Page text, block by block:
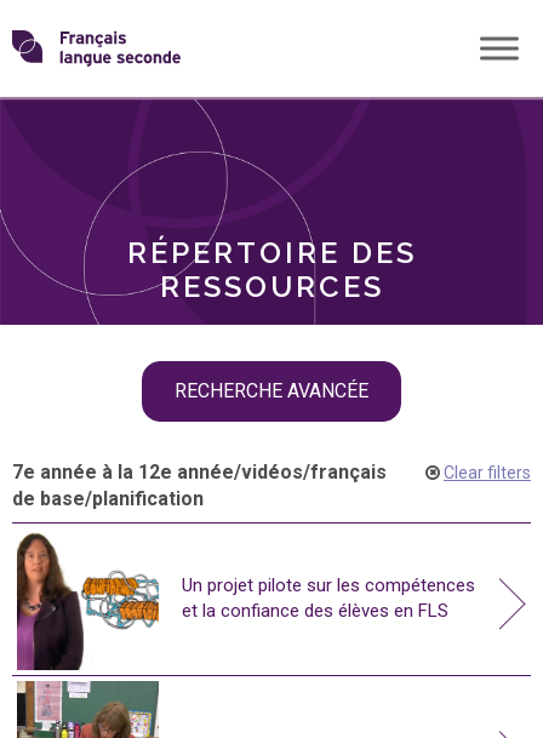
Skip
toTransformons
langue
RÉPERTOIRE DES
RESSOURCES
RECHERCHE AVANCÉE
THÈMES
7e année à la 12e année/vidéos/français
de base/planification
Clear filters
Un projet pilote sur les compétences
et la confiance des élèves en FLS